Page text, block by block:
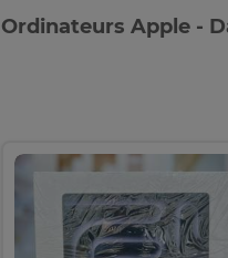
Ordinateurs Apple -